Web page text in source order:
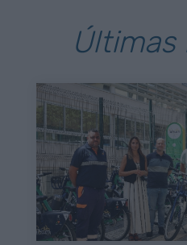
Últimas